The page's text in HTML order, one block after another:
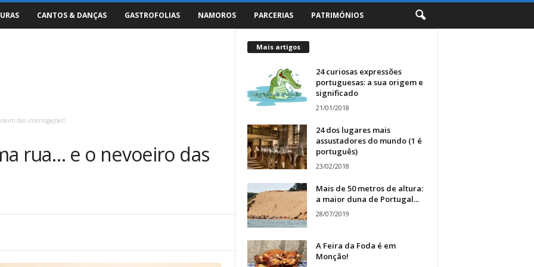
CANTOS & DANÇAS GASTROFOLIAS NAMOROS PARCERIAS PATRIMÓNIOS
das interrogações!
rua… e o nevoeiro das
Mais artigos
24 curiosas expressões
portuguesas: a sua origem e
significado
21/01/2018
24 dos lugares mais
assustadores do mundo (1 é
português)
23/02/2018
Mais de 50 metros de altura:
a maior duna de Portugal...
28/07/2019
A Feira da Foda é em
Monção!